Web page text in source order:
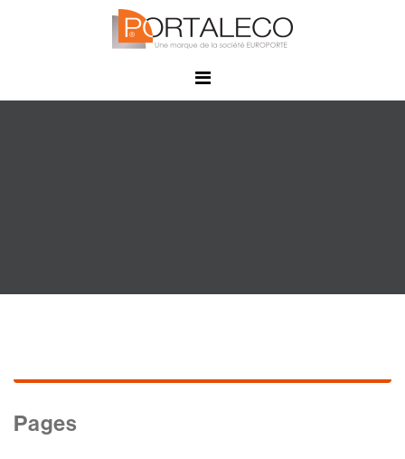
Pages
Panneau de gestion des cookies